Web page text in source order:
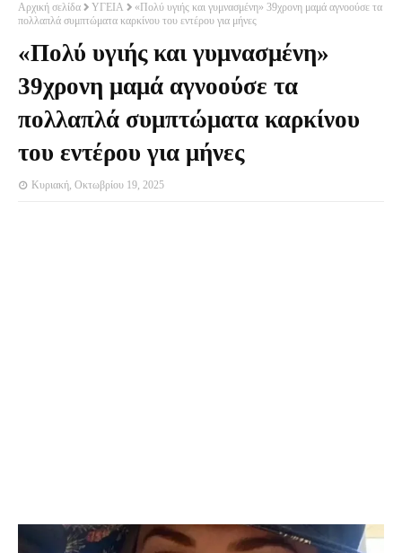
Αρχική σελίδα ΥΓΕΙΑ
«Πολύ υγιής και γυμνασμένη» 39χρονη μαμά αγνοούσε τα
πολλαπλά συμπτώματα καρκίνου του εντέρου για μήνες
«Πολύ υγιής και γυμνασμένη»
39χρονη μαμά αγνοούσε τα
πολλαπλά συμπτώματα καρκίνου
του εντέρου για μήνες
Κυριακή, Οκτωβρίου 19, 2025